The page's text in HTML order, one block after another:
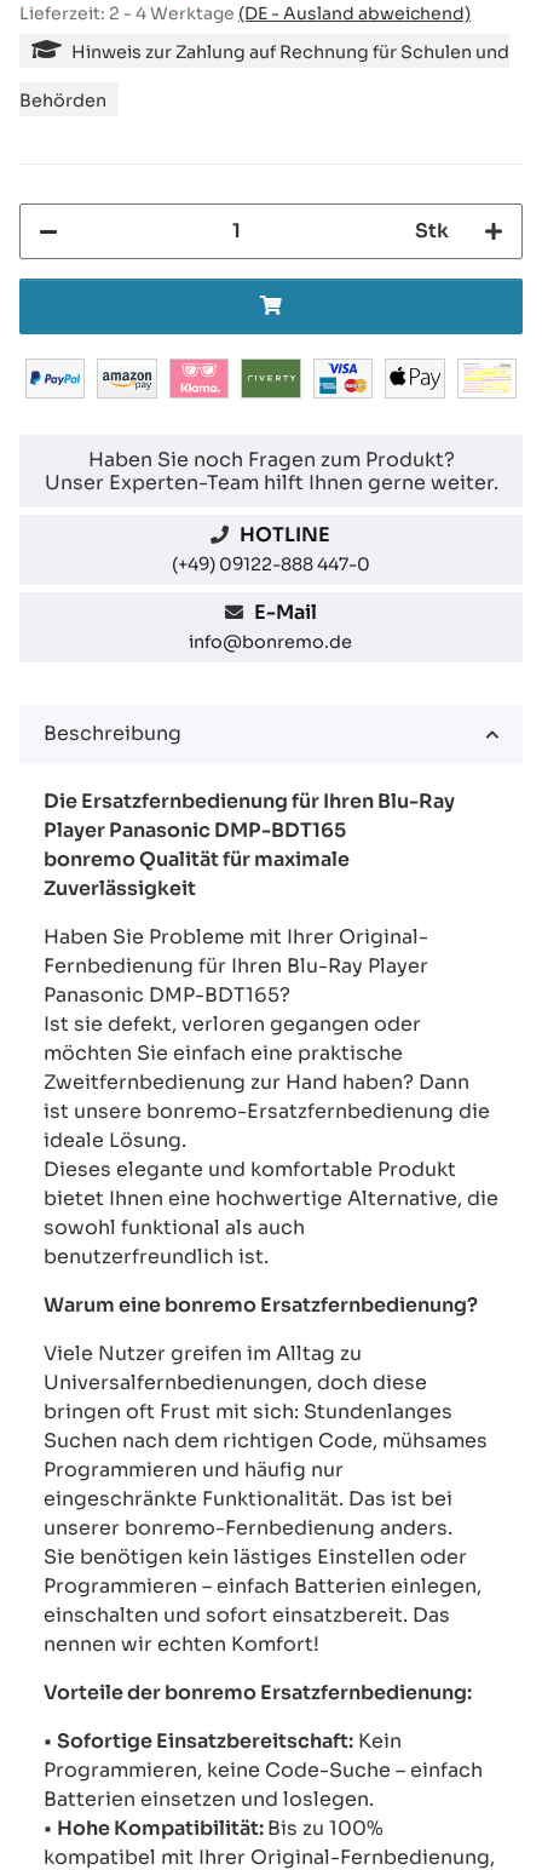
Lieferzeit: 2 - 4 Werktage (DE - Ausland abweichend)
Hinweis zur Zahlung auf Rechnung für Schulen und
Behörden
Stk
Haben Sie noch Fragen zum Produkt?
Unser Experten-Team hilft Ihnen gerne weiter.
HOTLINE
(+49) 09122-888 447-0
E-Mail
info@bonremo.de
Beschreibung
Die Ersatzfernbedienung für Ihren Blu-Ray
Player Panasonic DMP-BDT165
bonremo Qualität für maximale
Zuverlässigkeit
Haben Sie Probleme mit Ihrer Original-
Fernbedienung für Ihren Blu-Ray Player
Panasonic DMP-BDT165?
Ist sie defekt, verloren gegangen oder
möchten Sie einfach eine praktische
Zweitfernbedienung zur Hand haben? Dann
ist unsere bonremo-Ersatzfernbedienung die
ideale Lösung.
Dieses elegante und komfortable Produkt
bietet Ihnen eine hochwertige Alternative, die
sowohl funktional als auch
benutzerfreundlich ist.
Warum eine bonremo Ersatzfernbedienung?
Viele Nutzer greifen im Alltag zu
Universalfernbedienungen, doch diese
bringen oft Frust mit sich: Stundenlanges
Suchen nach dem richtigen Code, mühsames
Programmieren und häufig nur
eingeschränkte Funktionalität. Das ist bei
unserer bonremo-Fernbedienung anders.
Sie benötigen kein lästiges Einstellen oder
Programmieren – einfach Batterien einlegen,
einschalten und sofort einsatzbereit. Das
nennen wir echten Komfort!
Vorteile der bonremo Ersatzfernbedienung:
• Sofortige Einsatzbereitschaft: Kein
Programmieren, keine Code-Suche – einfach
Batterien einsetzen und loslegen.
• Hohe Kompatibilität:Bis zu 100%
kompatibel mit Ihrer Original-Fernbedienung,